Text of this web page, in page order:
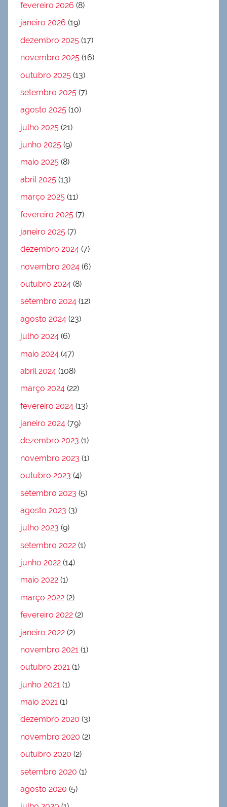
fevereiro 2026 (8)
janeiro 2026 (19)
dezembro 2025 (17)
novembro 2025 (16)
outubro 2025 (13)
setembro 2025 (7)
agosto 2025 (10)
julho 2025 (21)
junho 2025 (9)
maio 2025 (8)
abril 2025 (13)
março 2025 (11)
fevereiro 2025 (7)
janeiro 2025 (7)
dezembro 2024 (7)
novembro 2024 (6)
outubro 2024 (8)
setembro 2024 (12)
agosto 2024 (23)
julho 2024 (6)
maio 2024 (47)
abril 2024 (108)
março 2024 (22)
fevereiro 2024 (13)
janeiro 2024 (79)
dezembro 2023 (1)
novembro 2023 (1)
outubro 2023 (4)
setembro 2023 (5)
agosto 2023 (3)
julho 2023 (9)
setembro 2022 (1)
junho 2022 (14)
maio 2022 (1)
março 2022 (2)
fevereiro 2022 (2)
janeiro 2022 (2)
novembro 2021 (1)
outubro 2021 (1)
junho 2021 (1)
maio 2021 (1)
dezembro 2020 (3)
novembro 2020 (2)
outubro 2020 (2)
setembro 2020 (1)
agosto 2020 (5)